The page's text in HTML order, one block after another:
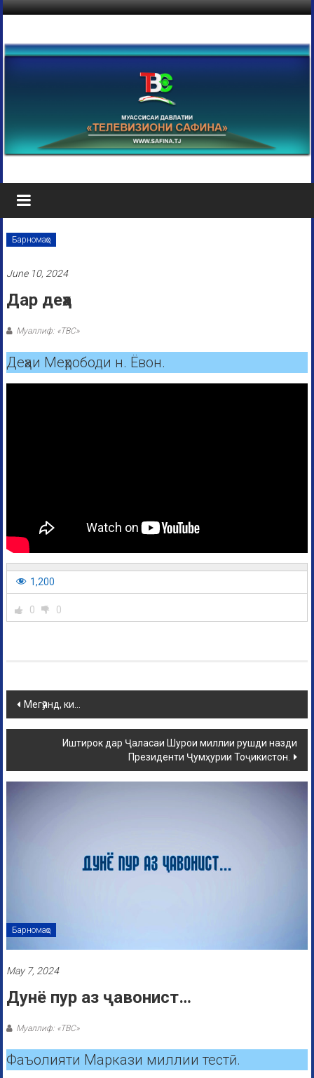
Барномаҳо
June 10, 2024
Дар деҳа
Муаллиф: «ТВС»
Деҳаи Меҳрободи н. Ёвон.
1,200
0 0
Мегӯянд, ки…
Иштирок дар Ҷаласаи Шурои миллии рушди назди
Президенти Ҷумҳурии Тоҷикистон.
Барномаҳо
May 7, 2024
Дунё пур аз ҷавонист…
Муаллиф: «ТВС»
Фаъолияти Маркази миллии тестӣ.